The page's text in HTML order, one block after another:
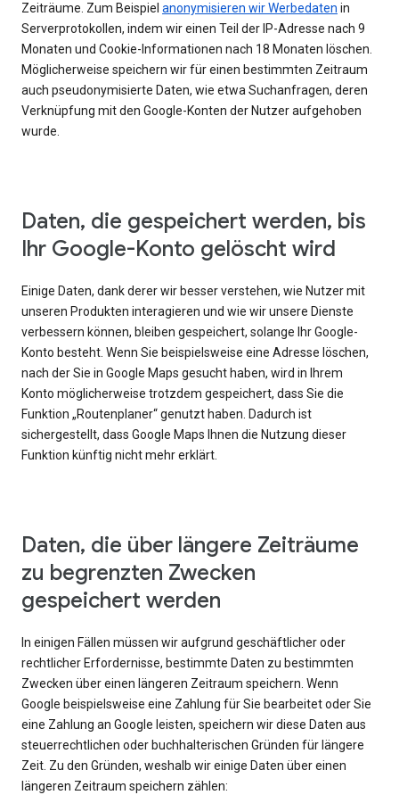
Zeiträume. Zum Beispiel anonymisieren wir Werbedaten in
Serverprotokollen, indem wir einen Teil der IP-Adresse nach 9
Monaten und Cookie-Informationen nach 18 Monaten löschen.
Möglicherweise speichern wir für einen bestimmten Zeitraum
auch pseudonymisierte Daten, wie etwa Suchanfragen, deren
Verknüpfung mit den Google-Konten der Nutzer aufgehoben
wurde.
Daten, die gespeichert werden, bis
Ihr Google-Konto gelöscht wird
Einige Daten, dank derer wir besser verstehen, wie Nutzer mit
unseren Produkten interagieren und wie wir unsere Dienste
verbessern können, bleiben gespeichert, solange Ihr Google-
Konto besteht. Wenn Sie beispielsweise eine Adresse löschen,
nach der Sie in Google Maps gesucht haben, wird in Ihrem
Konto möglicherweise trotzdem gespeichert, dass Sie die
Funktion „Routenplaner“ genutzt haben. Dadurch ist
sichergestellt, dass Google Maps Ihnen die Nutzung dieser
Funktion künftig nicht mehr erklärt.
Daten, die über längere Zeiträume
zu begrenzten Zwecken
gespeichert werden
In einigen Fällen müssen wir aufgrund geschäftlicher oder
rechtlicher Erfordernisse, bestimmte Daten zu bestimmten
Zwecken über einen längeren Zeitraum speichern. Wenn
Google beispielsweise eine Zahlung für Sie bearbeitet oder Sie
eine Zahlung an Google leisten, speichern wir diese Daten aus
steuerrechtlichen oder buchhalterischen Gründen für längere
Zeit. Zu den Gründen, weshalb wir einige Daten über einen
längeren Zeitraum speichern zählen: